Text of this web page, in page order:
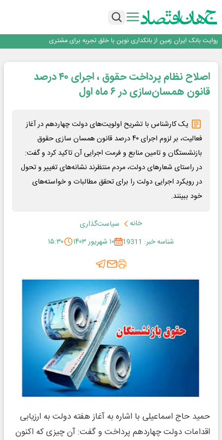
اجرای برنامه تحول بانک با تمرکز بر منابع پایدار، درآمدهای کارمزدی و بازسازی اعتماد
مشتریان
بانک مهر ایران بیش از ۷۰ میلیارد تومان به برنامه‌های مسئولیت اجتماعی اختصاص
داد
روایت بانک ایران زمین از بانکداری نوین با خلق تجربه برای مشتری
پیام مدیرعامل بانک توسعه تعاون به مناسبت ۱۵ مرداد، سالروز تأسیس بانک
اجرای برنامه تحول بانک با تمرکز بر منابع پایدار، درآمدهای کارمزدی و بازسازی اعتماد
مشتریان
بانک مهر ایران بیش از ۷۰ میلیارد تومان به برنامه‌های مسئولیت اجتماعی اختصاص
اصلاح نظام پرداخت حقوق ، اجرای ۴۰ درصد
قانون همسان‌سازی در ۶ ماه اول
یک کارشناس با تشریح اولویت‌های دولت چهاردهم در آغاز
فعالیت، بر لزوم اجرای ۴۰ درصد قانون همسان سازی حقوق
بازنشستگان و تامین منابع و فرمت اجرایی آن تاکید کرد و گفت:
در راستای شعارهای دولت،‌ مردم منتظرند نشانه‌های تغییر و تحول
در رویکرد اجرایی دولت را برای تحقق مطالبات و خواسته‌های
خود ببینند.
خانه
سیاست‌گذاری
شناسه خبر: 19311
۱۰ شهریور ۱۴۰۳ ۱۵:۳۰
حمید حاج اسماعیلی با اشاره به آغاز هفته دولت به ارزیابی
اقدامات دولت چهاردهم پرداخت و گفت: آن چیزی که اکنون